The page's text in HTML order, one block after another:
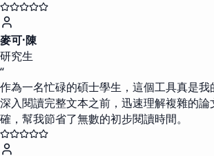
麥可·陳
研究生
“
作為一名忙碌的碩士學生，這個工具真是
深入閱讀完整文本之前，迅速理解複雜的
確，幫我節省了無數的初步閱讀時間。